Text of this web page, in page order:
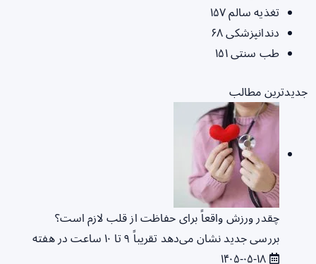
تغذیه سالم۱۵۷
دندانپزشکی۶۸
طب سنتی۱۵۱
جدیدترین مطالب
چقدر ورزش واقعاً برای حفاظت از قلب لازم است؟
بررسی جدید نشان می‌دهد تقریباً ۹ تا ۱۰ ساعت در هفته